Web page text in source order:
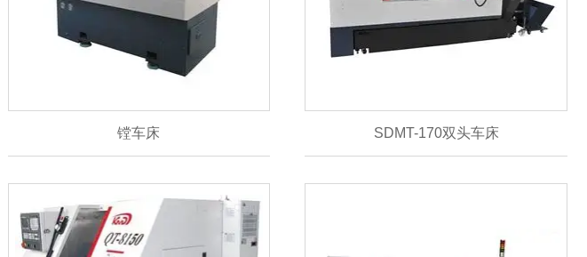
镗车床 SDMT-170双头车床